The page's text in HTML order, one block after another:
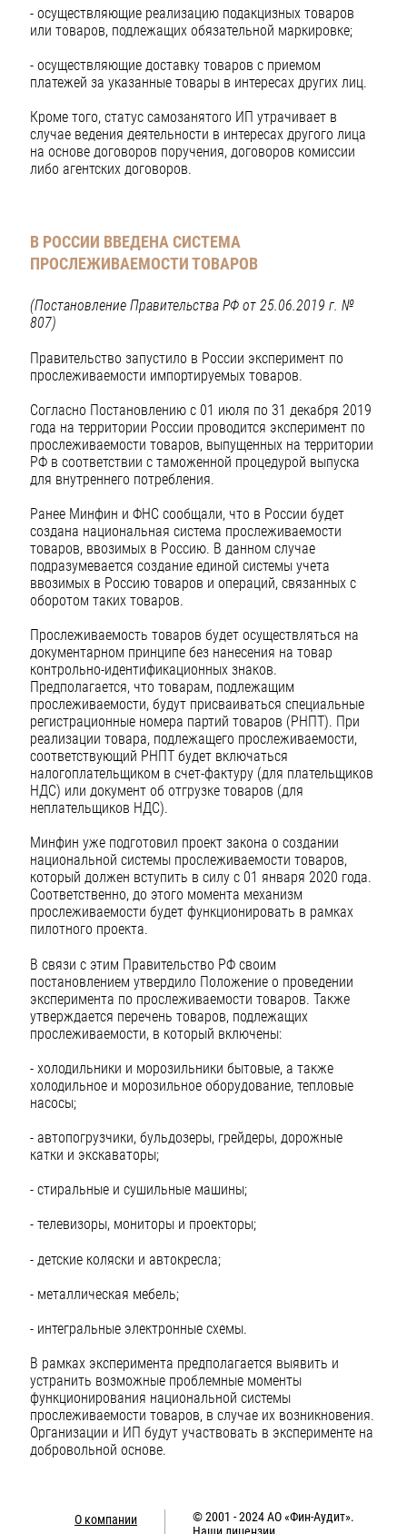
- осуществляющие реализацию подакцизных товаров
или товаров, подлежащих обязательной маркировке;
- осуществляющие доставку товаров с приемом
платежей за указанные товары в интересах других лиц.
Кроме того, статус самозанятого ИП утрачивает в
случае ведения деятельности в интересах другого лица
на основе договоров поручения, договоров комиссии
либо агентских договоров.
В РОССИИ ВВЕДЕНА СИСТЕМА
ПРОСЛЕЖИВАЕМОСТИ ТОВАРОВ
(Постановление Правительства РФ от 25.06.2019 г. №
807)
Правительство запустило в России эксперимент по
прослеживаемости импортируемых товаров.
Согласно Постановлению с 01 июля по 31 декабря 2019
года на территории России проводится эксперимент по
прослеживаемости товаров, выпущенных на территории
РФ в соответствии с таможенной процедурой выпуска
для внутреннего потребления.
Ранее Минфин и ФНС сообщали, что в России будет
создана национальная система прослеживаемости
товаров, ввозимых в Россию. В данном случае
подразумевается создание единой системы учета
ввозимых в Россию товаров и операций, связанных с
оборотом таких товаров.
Прослеживаемость товаров будет осуществляться на
документарном принципе без нанесения на товар
контрольно-идентификационных знаков.
Предполагается, что товарам, подлежащим
прослеживаемости, будут присваиваться специальные
регистрационные номера партий товаров (РНПТ). При
реализации товара, подлежащего прослеживаемости,
соответствующий РНПТ будет включаться
налогоплательщиком в счет-фактуру (для плательщиков
НДС) или документ об отгрузке товаров (для
неплательщиков НДС).
Минфин уже подготовил проект закона о создании
национальной системы прослеживаемости товаров,
который должен вступить в силу с 01 января 2020 года.
Соответственно, до этого момента механизм
прослеживаемости будет функционировать в рамках
пилотного проекта.
В связи с этим Правительство РФ своим
постановлением утвердило Положение о проведении
эксперимента по прослеживаемости товаров. Также
утверждается перечень товаров, подлежащих
прослеживаемости, в который включены:
- холодильники и морозильники бытовые, а также
холодильное и морозильное оборудование, тепловые
насосы;
- автопогрузчики, бульдозеры, грейдеры, дорожные
катки и экскаваторы;
- стиральные и сушильные машины;
- телевизоры, мониторы и проекторы;
- детские коляски и автокресла;
- металлическая мебель;
- интегральные электронные схемы.
В рамках эксперимента предполагается выявить и
устранить возможные проблемные моменты
функционирования национальной системы
прослеживаемости товаров, в случае их возникновения.
Организации и ИП будут участвовать в эксперименте на
добровольной основе.
О компании
© 2001 - 2024АО «Фин-Аудит».